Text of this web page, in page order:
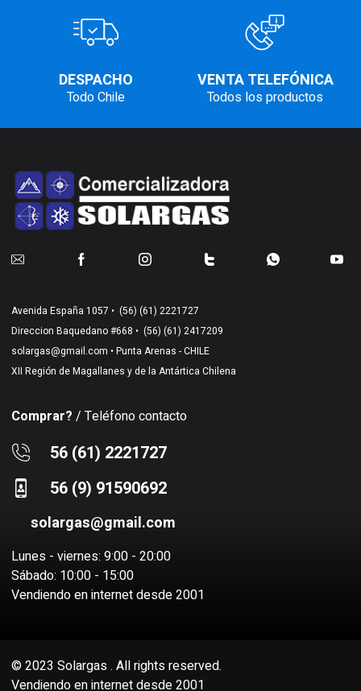
DESPACHO
Todo Chile
VENTA TELEFÓNICA
Todos los productos
Avenida España 1057 • (56) (61) 2221727
Direccion Baquedano #668 • (56) (61) 2417209
solargas@gmail.com • Punta Arenas - CHILE
XII Región de Magallanes y de la Antártica Chilena
Comprar? / Teléfono contacto
56 (61) 2221727
56 (9) 91590692
solargas@gmail.com
Lunes - viernes: 9:00 - 20:00
Sábado: 10:00 - 15:00
Vendiendo en internet desde 2001
© 2023 Solargas . All rights reserved.
Vendiendo en internet desde 2001